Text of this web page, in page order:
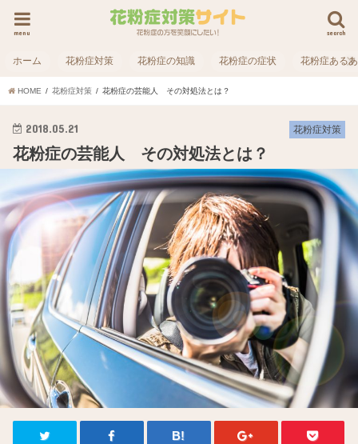
search
menu
ホーム 花粉症対策 花粉症の知識 花粉症の症状 花粉症ある
HOME 花粉症対策 花粉症の芸能人 その対処法とは？
花粉症対策
2018.05.21
花粉症の芸能人 その対処法とは？